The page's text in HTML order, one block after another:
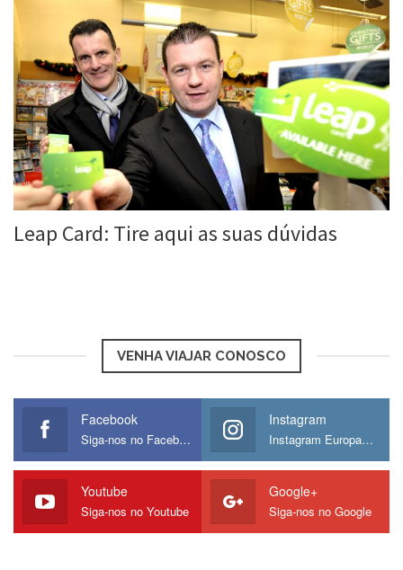
Leap Card: Tire aqui as suas dúvidas
VENHA VIAJAR CONOSCO
Facebook
Siga-nos no Facebook
Instagram
Instagram Europamos
Youtube
Siga-nos no Youtube
Google+
Siga-nos no Google